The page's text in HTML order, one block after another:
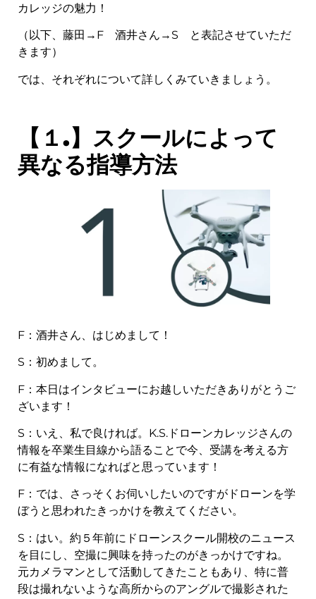
カレッジの魅力！
（以下、藤田→F 酒井さん→S と表記させていただ
きます）
では、それぞれについて詳しくみていきましょう。
【１.】スクールによって
異なる指導方法
F：酒井さん、はじめまして！
S：初めまして。
F：本日はインタビューにお越しいただきありがとうご
ざいます！
S：いえ、私で良ければ。K.S.ドローンカレッジさんの
情報を卒業生目線から語ることで今、受講を考える方
に有益な情報になればと思っています！
F：では、さっそくお伺いしたいのですがドローンを学
ぼうと思われたきっかけを教えてください。
S：はい。約５年前にドローンスクール開校のニュース
を目にし、空撮に興味を持ったのがきっかけですね。
元カメラマンとして活動してきたこともあり、特に普
段は撮れないような高所からのアングルで撮影された